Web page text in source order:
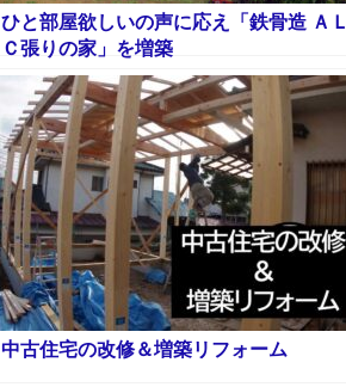
ひと部屋欲しいの声に応え「鉄骨造 ＡＬ
Ｃ張りの家」を増築
中古住宅の改修＆増築リフォーム